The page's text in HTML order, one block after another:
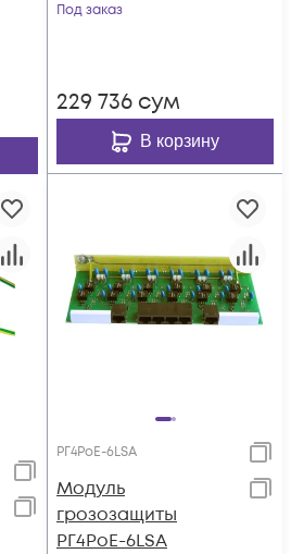
Под заказ
229 736 сум
В корзину
РГ4PoE-6LSA
Модуль
грозозащиты
РГ4PoE-6LSA